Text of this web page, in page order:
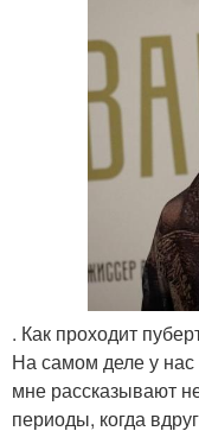
. Как проходит
На самом деле у нас
мне рассказывают
периоды, когда